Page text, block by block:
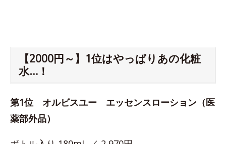
【2000円～】1位はやっぱりあの化粧
水…！
第1位 オルビスユー エッセンスローション（医
薬部外品）